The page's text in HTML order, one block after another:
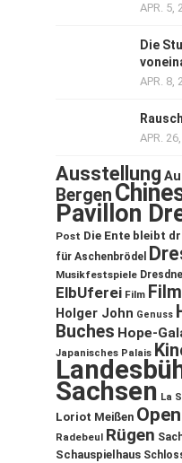
APR. 5,
Die
APR. 8,
APR.
Ausstellung
Bergen
Pavillon
Post Die Ente bleibt
für Aschenbrödel
Musikfestspiele
ElbUferei Film
Holger John Genuss
Buches Hope-
Japanisches Palais
Sachsen La
Loriot Meißen
Radebeul Rügen
Schauspielhaus